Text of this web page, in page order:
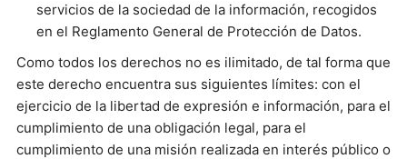
servicios de la sociedad de la información, recogidos
en el Reglamento General de Protección de Datos.
Como todos los derechos no es ilimitado, de tal forma que
este derecho encuentra sus siguientes límites: con el
ejercicio de la libertad de expresión e información, para el
cumplimiento de una obligación legal, para el
cumplimiento de una misión realizada en interés público o